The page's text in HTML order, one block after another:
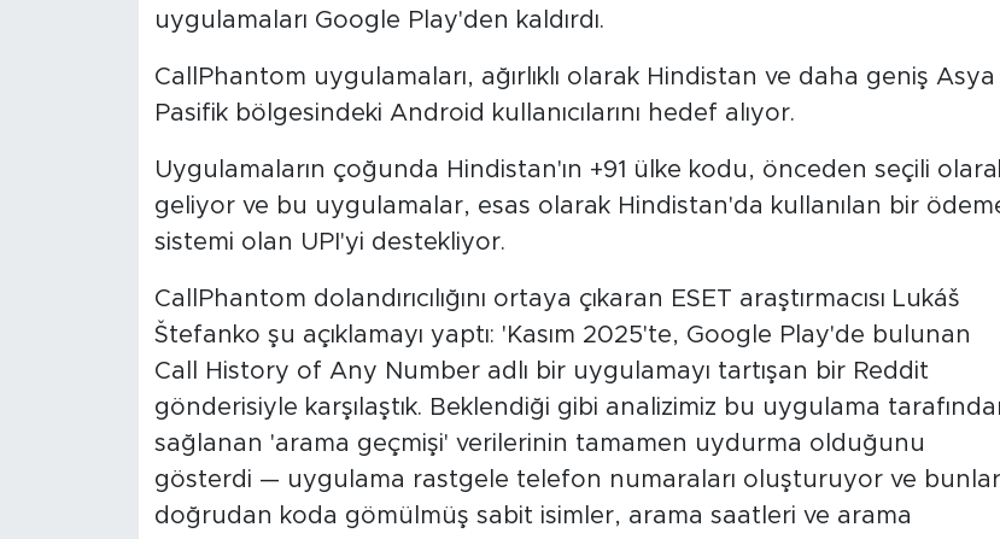
uygulamaları Google Play'den kaldırdı.
CallPhantom uygulamaları, ağırlıklı olarak Hindistan ve daha geniş Asya
Pasifik bölgesindeki Android kullanıcılarını hedef alıyor.
Uygulamaların çoğunda Hindistan'ın +91 ülke kodu, önceden seçili
geliyor ve bu uygulamalar, esas olarak Hindistan'da kullanılan bir
sistemi olan UPI'yi destekliyor.
CallPhantom dolandırıcılığını ortaya çıkaran ESET araştırmacısı Lukáš
Štefanko şu açıklamayı yaptı: 'Kasım 2025'te, Google Play'de bulunan
Call History of Any Number adlı bir uygulamayı tartışan bir Reddit
gönderisiyle karşılaştık. Beklendiği gibi analizimiz bu uygulama
sağlanan 'arama geçmişi' verilerinin tamamen uydurma olduğunu
gösterdi — uygulama rastgele telefon numaraları oluşturuyor ve
doğrudan koda gömülmüş sabit isimler, arama saatleri ve arama